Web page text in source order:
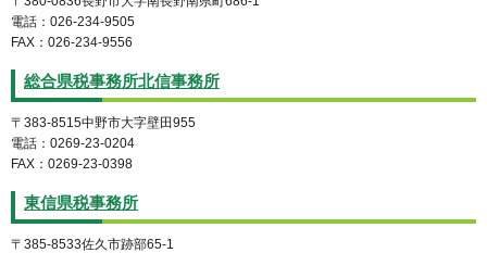
電話：026-234-9505
FAX：026-234-9556
総合県税事務所北信事務所
〒383-8515中野市大字壁田955
電話：0269-23-0204
FAX：0269-23-0398
東信県税事務所
〒385-8533佐久市跡部65-1